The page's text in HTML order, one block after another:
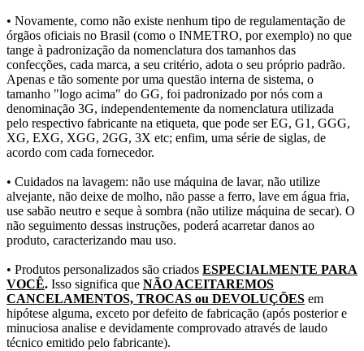
• Novamente, como não existe nenhum tipo de regulamentação de
órgãos oficiais no Brasil (como o INMETRO, por exemplo) no que
tange à padronização da nomenclatura dos tamanhos das
confecções, cada marca, a seu critério, adota o seu próprio padrão.
Apenas e tão somente por uma questão interna de sistema, o
tamanho "logo acima" do GG, foi padronizado por nós com a
denominação 3G, independentemente da nomenclatura utilizada
pelo respectivo fabricante na etiqueta, que pode ser EG, G1, GGG,
XG, EXG, XGG, 2GG, 3X etc; enfim, uma série de siglas, de
acordo com cada fornecedor.
• Cuidados na lavagem: não use máquina de lavar, não utilize
alvejante, não deixe de molho, não passe a ferro, lave em água fria,
use sabão neutro e seque à sombra (não utilize máquina de secar). O
não seguimento dessas instruções, poderá acarretar danos ao
produto, caracterizando mau uso.
• Produtos personalizados são criados ESPECIALMENTE PARA
VOCÊ. Isso significa que NÃO ACEITAREMOS
CANCELAMENTOS, TROCAS ou DEVOLUÇÕES em
hipótese alguma, exceto por defeito de fabricação (após posterior e
minuciosa analise e devidamente comprovado através de laudo
técnico emitido pelo fabricante).